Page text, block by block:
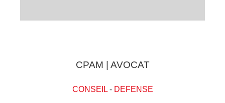
CPAM | AVOCAT
CONSEIL- DEFENSE